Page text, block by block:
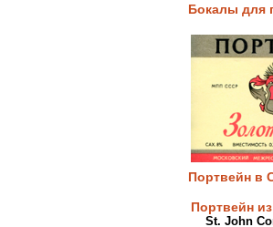
Бокалы для
Портвейн в
Портвейн
St. John